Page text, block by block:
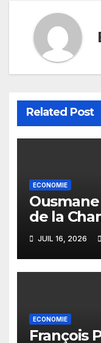
Related Post
ECONOMIE
de la
Sénégal :
assurer
JUIL 16, 2026
ECONOMIE
François